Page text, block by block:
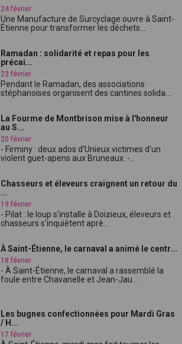
24 février
Une Manufacture de Surcyclage ouvre à Saint-
Étienne pour transformer les déchets...
Ramadan : solidarité et repas pour les
précai...
23 février
Pendant le Ramadan, des associations
stéphanoises organisent des cantines solida...
La Fourme de Montbrison mise à l'honneur
au S...
20 février
- Firminy : deux ados d'Unieux victimes d'un
violent guet-apens aux Bruneaux. -...
Chasseurs et éleveurs craignent un retour du
...
19 février
- Pilat : le loup s'installe à Doizieux, éleveurs et
chasseurs s'inquiètent aprè...
À Saint-Étienne, le carnaval a animé le centr...
18 février
- À Saint-Étienne, le carnaval a rassemblé la
foule entre Chavanelle et Jean-Jau...
Les bugnes confectionnées pour Mardi Gras
/ H...
17 février